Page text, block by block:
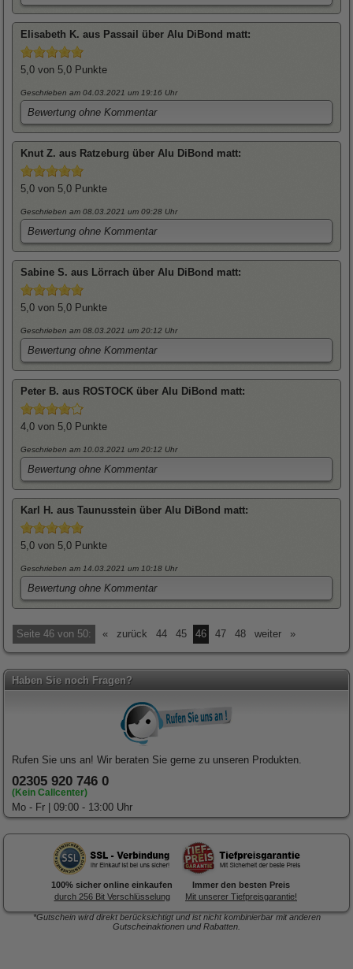
Elisabeth K. aus Passail überAlu DiBond matt:
5,0 von 5,0 Punkte
Geschrieben am 04.03.2021 um 19:16 Uhr
Bewertung ohne Kommentar
Knut Z. aus Ratzeburg überAlu DiBond matt:
5,0 von 5,0 Punkte
Geschrieben am 08.03.2021 um 09:28 Uhr
Bewertung ohne Kommentar
Sabine S. aus Lörrach überAlu DiBond matt:
5,0 von 5,0 Punkte
Geschrieben am 08.03.2021 um 20:12 Uhr
Bewertung ohne Kommentar
Peter B. aus ROSTOCK überAlu DiBond matt:
4,0 von 5,0 Punkte
Geschrieben am 10.03.2021 um 20:12 Uhr
Bewertung ohne Kommentar
Karl H. aus Taunusstein überAlu DiBond matt:
5,0 von 5,0 Punkte
Geschrieben am 14.03.2021 um 10:18 Uhr
Bewertung ohne Kommentar
Seite 46 von 50: « zurück 44 45 46 47 48 weiter »
Haben Sie noch Fragen?
Rufen Sie uns an! Wir beraten Sie gerne zu unseren Produkten.
02305 920 746 0
(Kein Callcenter)
Mo - Fr | 09:00 - 13:00 Uhr
100% sicher online einkaufen
durch 256 Bit Verschlüsselung
Immer den besten Preis
Mit unserer Tiefpreisgarantie!
*Gutschein wird direkt berücksichtigt und ist nicht kombinierbar mit anderen
Gutscheinaktionen und Rabatten.